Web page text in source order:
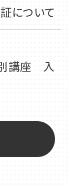
について
別講座 入
ダーがで